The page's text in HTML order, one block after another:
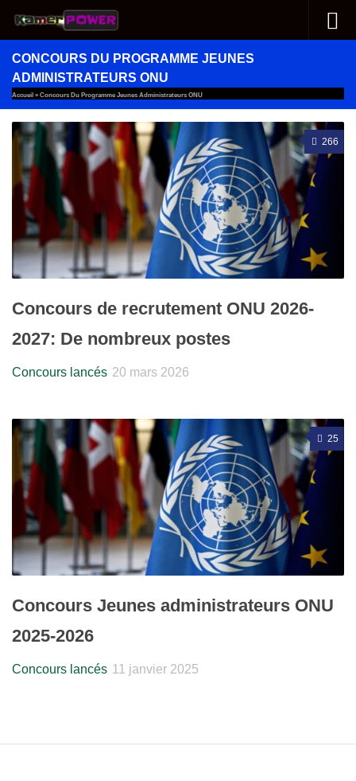
Au dessous du contenu
CONCOURS DU PROGRAMME JEUNES
ADMINISTRATEURS ONU
Accueil » Concours Du Programme Jeunes Administrateurs ONU
266
Concours de recrutement ONU 2026-
2027: De nombreux postes
Concours lancés 20 mars 2026
25
Concours Jeunes administrateurs ONU
2025-2026
Concours lancés 11 janvier 2025